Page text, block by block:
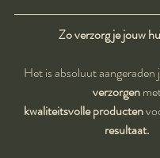
Zo verzorg je jouw
Het is absoluut aangeraden
verzorgen
kwaliteitsvolle producten
resultaat.